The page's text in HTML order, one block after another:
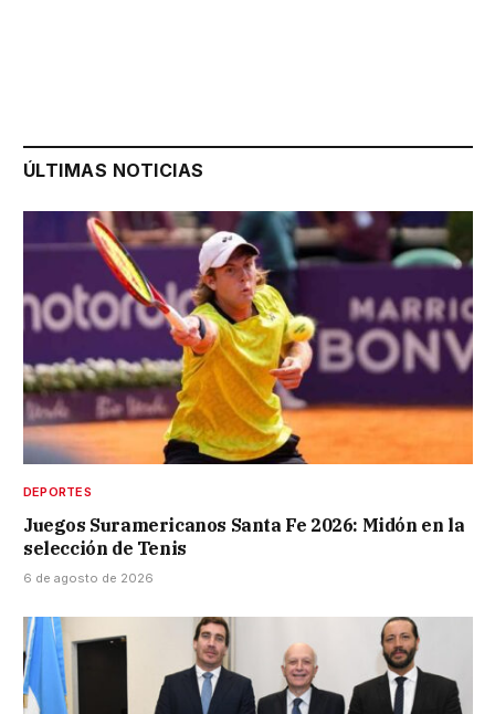
ÚLTIMAS NOTICIAS
DEPORTES
Juegos Suramericanos Santa Fe 2026: Midón en la
selección de Tenis
6 de agosto de 2026